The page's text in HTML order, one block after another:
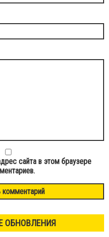
сайта в этом браузере
ОБНОВЛЕНИЯ